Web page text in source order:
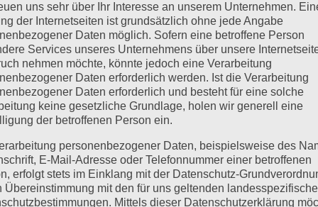
im Duo mit einer Wowbrowbehandlung
55,- € für nur 49.50 € oder ihr kommt mit eurer Freundin im Duo.
uns sehr über Ihr Interesse an unserem Unternehmen.
der Internetseiten ist grundsätzlich ohne jede Angabe
Daten möglich. Sofern eine betroffene Person
Services unseres Unternehmens über unsere
nehmen möchte, könnte jedoch eine Verarbeitung
Daten erforderlich werden. Ist die Verarbeitung
Daten erforderlich und besteht für eine solche
keine gesetzliche Grundlage, holen wir generell eine
der betroffenen Person ein.
personenbezogener Daten, beispielsweise des
E-Mail-Adresse oder Telefonnummer einer betroffenen
erfolgt stets im Einklang mit der Datenschutz-
Übereinstimmung mit den für uns geltenden
Mittels dieser Datenschutzerklärung